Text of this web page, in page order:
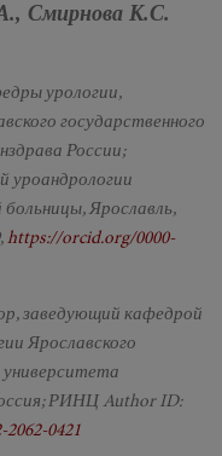
Смирнова К.С.
урологии,
государственного
России;
уроандрологии
Ярославль,
https://orcid.org/0000-
заведующий кафедрой
Ярославского
университета
РИНЦ Author ID:
0421